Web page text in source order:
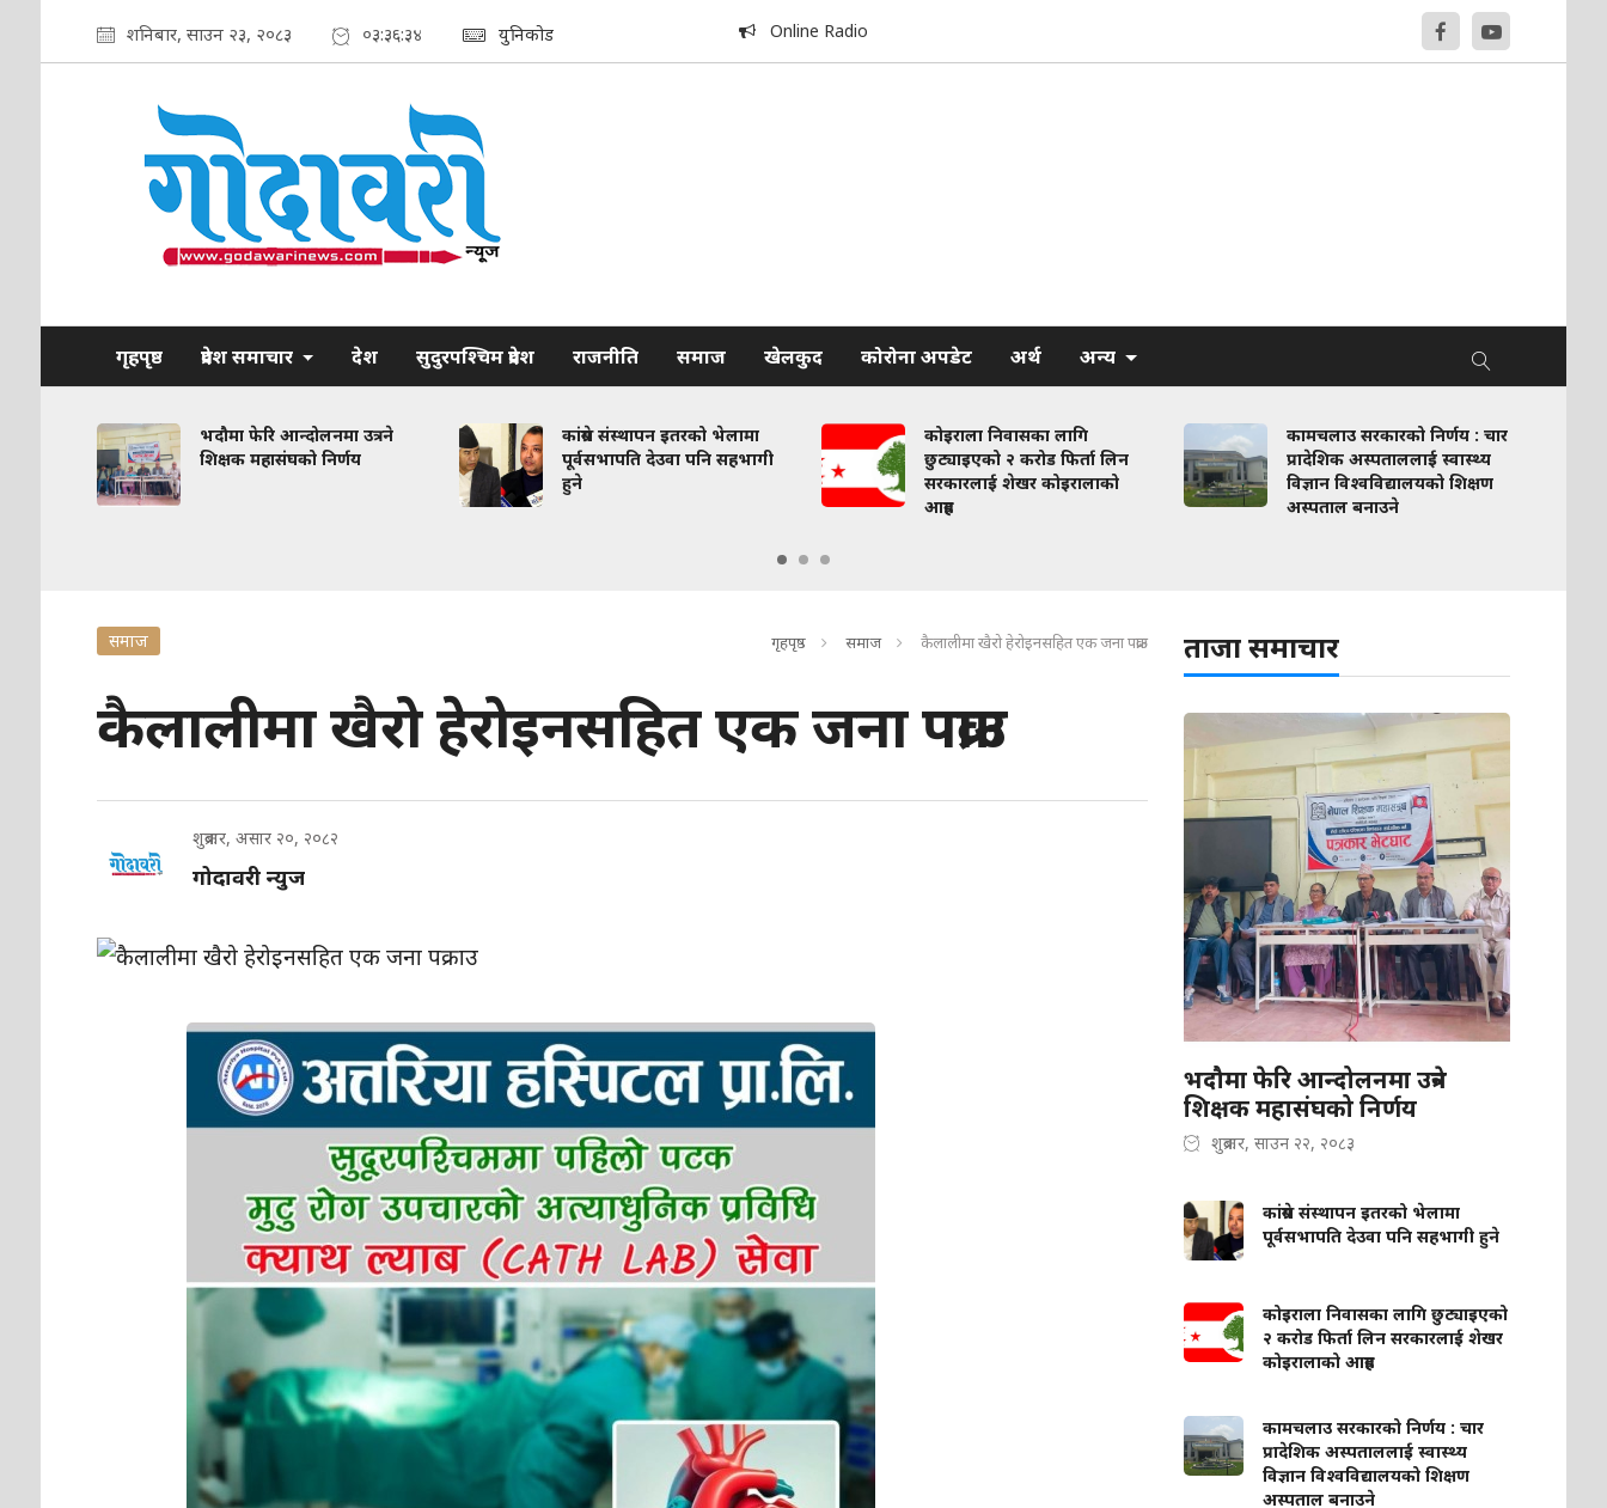
शनिबार, साउन २३, २०८३ ०३:३६:३५ युनिकोड Online Radio
गृहपृष्ठ प्रदेश समाचार देश सुदुरपश्चिम प्रदेश राजनीति समाज खेलकुद कोरोना अपडेट अर्थ अन्य
भदौमा फेरि आन्दोलनमा उत्रने
शिक्षक महासंघको निर्णय
कांग्रेस संस्थापन इतरको भेलामा
पूर्वसभापति देउवा पनि सहभागी
हुने
कोइराला निवासका लागि
छुट्याइएको २ करोड फिर्ता लिन
सरकारलाई शेखर कोइरालाको
आग्रह
कामचलाउ सरकारको निर्णय : चार
प्रादेशिक अस्पताललाई स्वास्थ्य
विज्ञान विश्वविद्यालयको शिक्षण
अस्पताल बनाउने
समाज गृहपृष्ठ समाज कैलालीमा खैरो हेरोइनसहित एक जना पक्राउ
कैलालीमा खैरो हेरोइनसहित एक जना पक्राउ
शुक्रबार, असार २०, २०८२
गोदावरी न्युज
ताजा समाचार
भदौमा फेरि आन्दोलनमा उत्रने
शिक्षक महासंघको निर्णय
शुक्रबार, साउन २२, २०८३
कांग्रेस संस्थापन इतरको भेलामा
पूर्वसभापति देउवा पनि सहभागी हुने
कोइराला निवासका लागि छुट्याइएको
२ करोड फिर्ता लिन सरकारलाई शेखर
कोइरालाको आग्रह
कामचलाउ सरकारको निर्णय : चार
प्रादेशिक अस्पताललाई स्वास्थ्य
विज्ञान विश्वविद्यालयको शिक्षण
अस्पताल बनाउने